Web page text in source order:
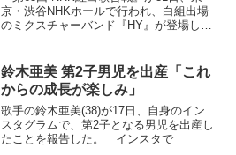
京・渋谷NHKホールで行われ、白組出場
のミクスチャーバンド『HY』が登場し
『純と愛』の主題歌『いちばん近く
に』。本番では、同...
鈴木亜美 第2子男児を出産「これ
からの成長が楽しみ」
歌手の鈴木亜美(38)が17日、自身のイン
スタグラムで、第2子となる男児を出産し
たことを報告した。 インスタで